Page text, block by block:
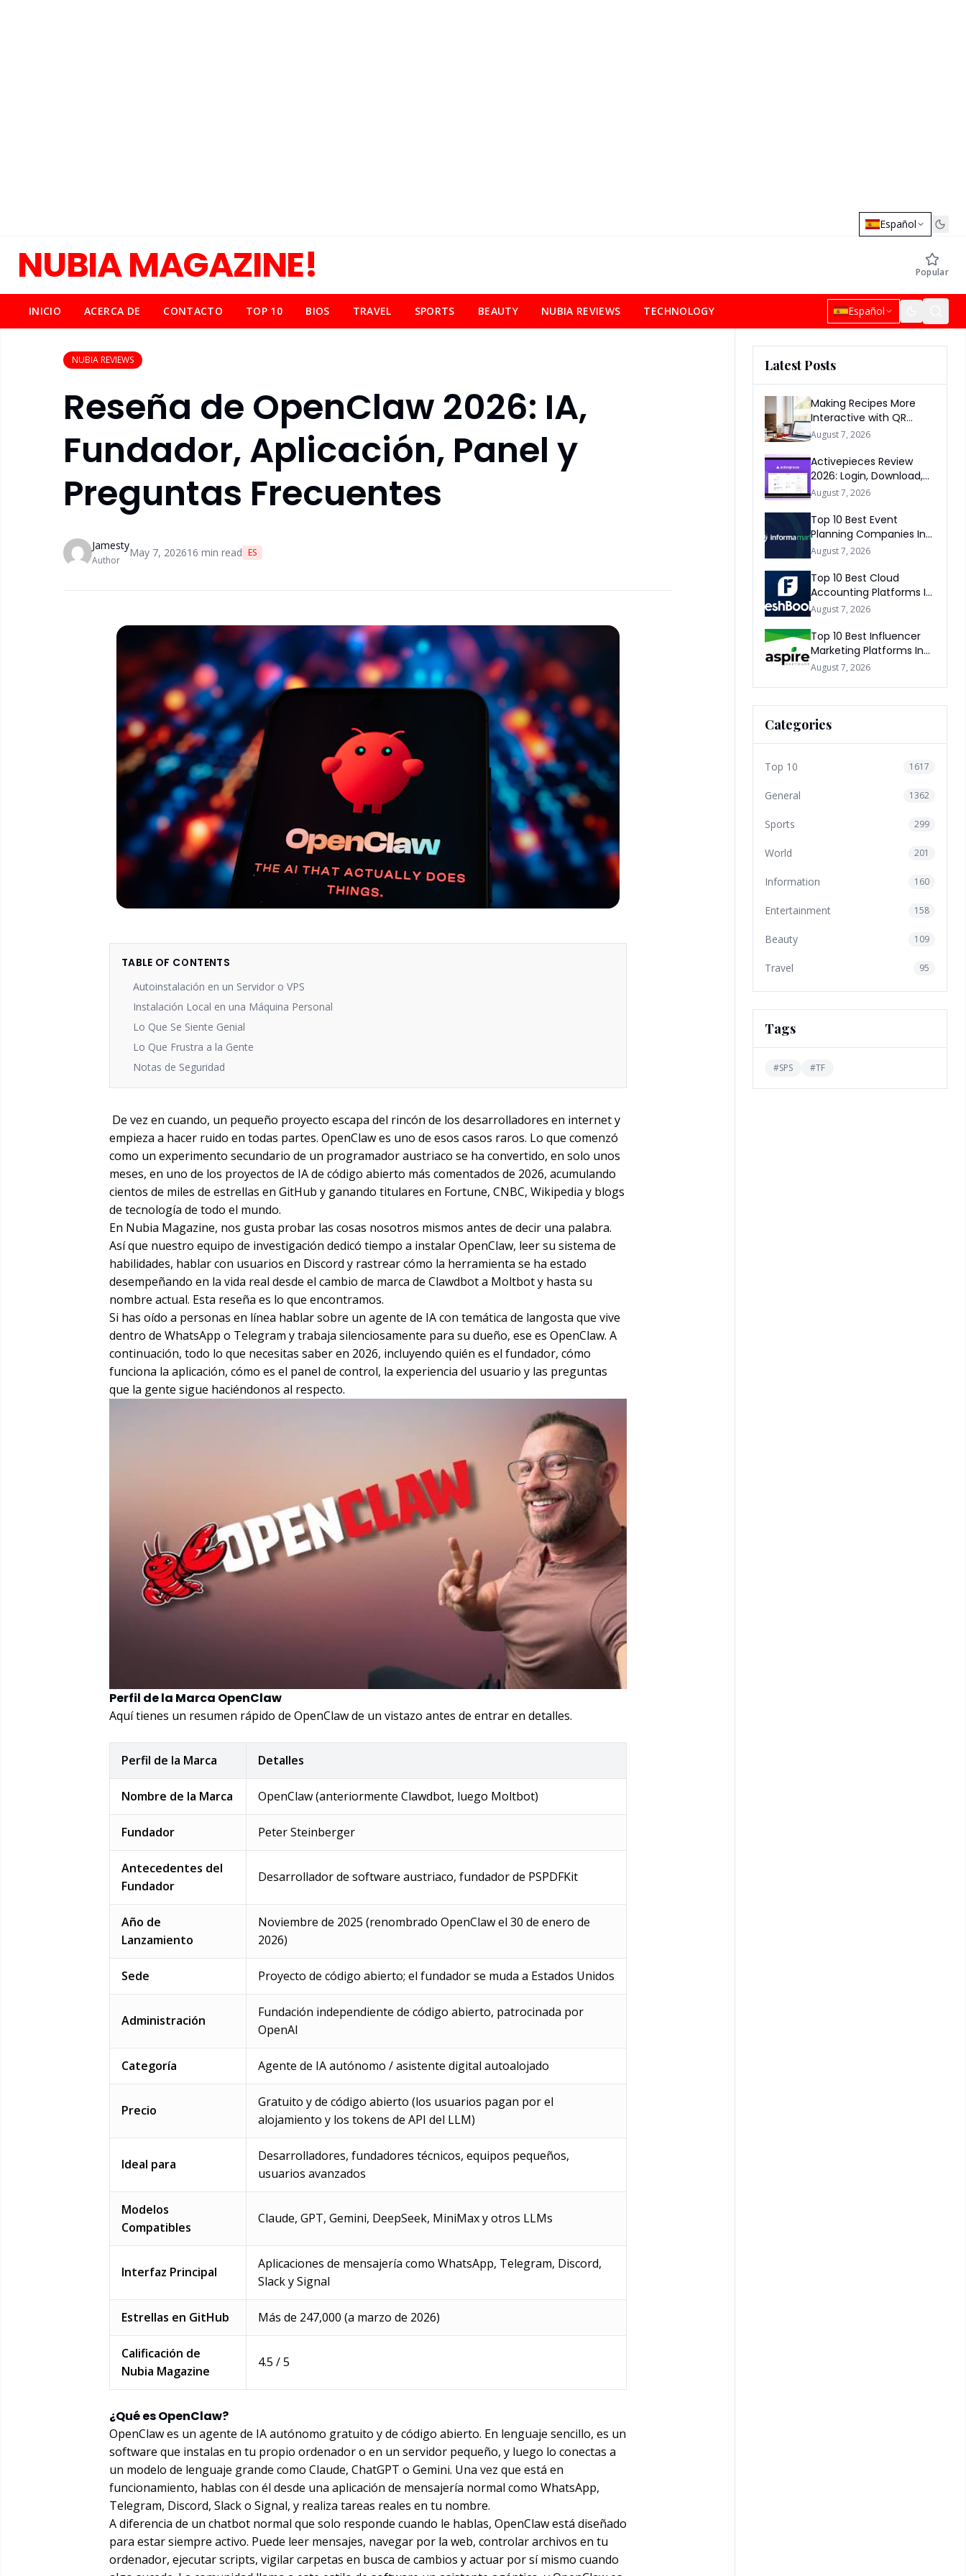
Español
NUBIA MAGAZINE! Popular
INICIO ACERCA DE CONTACTO TOP 10 BIOS TRAVEL SPORTS BEAUTY NUBIA REVIEWS TECHNOLOGY Español
NUBIA REVIEWS
Reseña de OpenClaw 2026: IA,
Fundador, Aplicación, Panel y
Preguntas Frecuentes
Jamesty
Author
May 7, 202616 min read ES
TABLE OF CONTENTS
Autoinstalación en un Servidor o VPS
Instalación Local en una Máquina Personal
Lo Que Se Siente Genial
Lo Que Frustra a la Gente
Notas de Seguridad
De vez en cuando, un pequeño proyecto escapa del rincón de los desarrolladores en internet y
empieza a hacer ruido en todas partes. OpenClaw es uno de esos casos raros. Lo que comenzó
como un experimento secundario de un programador austriaco se ha convertido, en solo unos
meses, en uno de los proyectos de IA de código abierto más comentados de 2026, acumulando
cientos de miles de estrellas en GitHub y ganando titulares en Fortune, CNBC, Wikipedia y blogs
de tecnología de todo el mundo.
En Nubia Magazine, nos gusta probar las cosas nosotros mismos antes de decir una palabra.
Así que nuestro equipo de investigación dedicó tiempo a instalar OpenClaw, leer su sistema de
habilidades, hablar con usuarios en Discord y rastrear cómo la herramienta se ha estado
desempeñando en la vida real desde el cambio de marca de Clawdbot a Moltbot y hasta su
nombre actual. Esta reseña es lo que encontramos.
Si has oído a personas en línea hablar sobre un agente de IA con temática de langosta que vive
dentro de WhatsApp o Telegram y trabaja silenciosamente para su dueño, ese es OpenClaw. A
continuación, todo lo que necesitas saber en 2026, incluyendo quién es el fundador, cómo
funciona la aplicación, cómo es el panel de control, la experiencia del usuario y las preguntas
que la gente sigue haciéndonos al respecto.
Perfil de la Marca OpenClaw
Aquí tienes un resumen rápido de OpenClaw de un vistazo antes de entrar en detalles.
Perfil de la Marca Detalles
Nombre de la Marca OpenClaw (anteriormente Clawdbot, luego Moltbot)
Fundador Peter Steinberger
Antecedentes del
Fundador
Desarrollador de software austriaco, fundador de PSPDFKit
Año de
Lanzamiento
Noviembre de 2025 (renombrado OpenClaw el 30 de enero de
2026)
Sede Proyecto de código abierto; el fundador se muda a Estados Unidos
Administración
Fundación independiente de código abierto, patrocinada por
OpenAI
Categoría Agente de IA autónomo / asistente digital autoalojado
Precio
Gratuito y de código abierto (los usuarios pagan por el
alojamiento y los tokens de API del LLM)
Ideal para
Desarrolladores, fundadores técnicos, equipos pequeños,
usuarios avanzados
Modelos
Compatibles
Claude, GPT, Gemini, DeepSeek, MiniMax y otros LLMs
Interfaz Principal
Aplicaciones de mensajería como WhatsApp, Telegram, Discord,
Slack y Signal
Estrellas en GitHub Más de 247,000 (a marzo de 2026)
Calificación de
Nubia Magazine
4.5 / 5
¿Qué es OpenClaw?
OpenClaw es un agente de IA autónomo gratuito y de código abierto. En lenguaje sencillo, es un
software que instalas en tu propio ordenador o en un servidor pequeño, y luego lo conectas a
un modelo de lenguaje grande como Claude, ChatGPT o Gemini. Una vez que está en
funcionamiento, hablas con él desde una aplicación de mensajería normal como WhatsApp,
Telegram, Discord, Slack o Signal, y realiza tareas reales en tu nombre.
A diferencia de un chatbot normal que solo responde cuando le hablas, OpenClaw está diseñado
para estar siempre activo. Puede leer mensajes, navegar por la web, controlar archivos en tu
ordenador, ejecutar scripts, vigilar carpetas en busca de cambios y actuar por sí mismo cuando
Latest Posts
Making Recipes More
Interactive with QR
Codes
August 7, 2026
Activepieces Review
2026: Login, Download,
AI, Pricing, Automation &
August 7, 2026
Top 10 Best Event
Planning Companies In
The World 2026
August 7, 2026
Top 10 Best Cloud
Accounting Platforms In
The World 2026
August 7, 2026
Top 10 Best Influencer
Marketing Platforms In
The World 2026
August 7, 2026
Categories
Top 10 1617
General 1362
Sports 299
World 201
Information 160
Entertainment 158
Beauty 109
Travel 95
Tags
#SPS #TF